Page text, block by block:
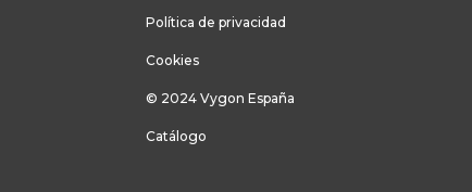
Política de privacidad
Cookies
© 2024 Vygon España
Catálogo